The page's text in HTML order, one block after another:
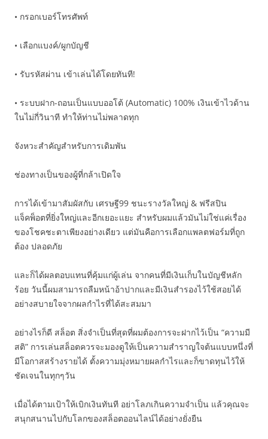
• กรอกเบอร์โทรศัพท์
• เลือกแบงค์/ผูกบัญชี
• รับรหัสผ่าน เข้าเล่นได้โดยทันที!
• ระบบฝาก-ถอนเป็นแบบออโต้ (Automatic) 100% เงินเข้าไวด้าน
ในไม่กี่วินาที ทำให้ท่านไม่พลาดทุก
จังหวะสำคัญสำหรับการเดิมพัน
ช่องทางเป็นของผู้ที่กล้าเปิดใจ
การได้เข้ามาสัมผัสกับ เศรษฐี99 ชนะรางวัลใหญ่ & ฟรีสปิน
แจ็คพ็อตที่ยิ่งใหญ่และอีกเยอะแยะ สำหรับผมแล้วมันไม่ใช่แค่เรื่อง
ของโชคชะตาเพียงอย่างเดียว แต่มันคือการเลือกแพลตฟอร์มที่ถูก
ต้อง ปลอดภัย
และก็ได้ผลตอบแทนที่คุ้มแก่ผู้เล่น จากคนที่มีเงินเก็บในบัญชีหลัก
ร้อย วันนี้ผมสามารถลืมหน้าอ้าปากและมีเงินสำรองไว้ใช้สอยได้
อย่างสบายใจจากผลกำไรที่ได้สะสมมา
อย่างไรก็ดี สล็อต สิ่งจำเป็นที่สุดที่ผมต้องการจะฝากไว้เป็น “ความมี
สติ” การเล่นสล็อตควรจะมองดูให้เป็นความสำราญใจต้นแบบหนึ่งที่
มีโอกาสสร้างรายได้ ตั้งความมุ่งหมายผลกำไรและก็ขาดทุนไว้ให้
ชัดเจนในทุกๆวัน
เมื่อได้ตามเป้าให้เบิกเงินทันที อย่าโลภเกินความจำเป็น แล้วคุณจะ
สนุกสนานไปกับโลกของสล็อตออนไลน์ได้อย่างยั่งยืน